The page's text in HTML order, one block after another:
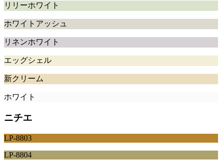
リリーホワイト
ホワイトアッシュ
リネンホワイト
エッグシェル
新クリーム
ホワイト
ニチエ
LP-8803
LP-8804